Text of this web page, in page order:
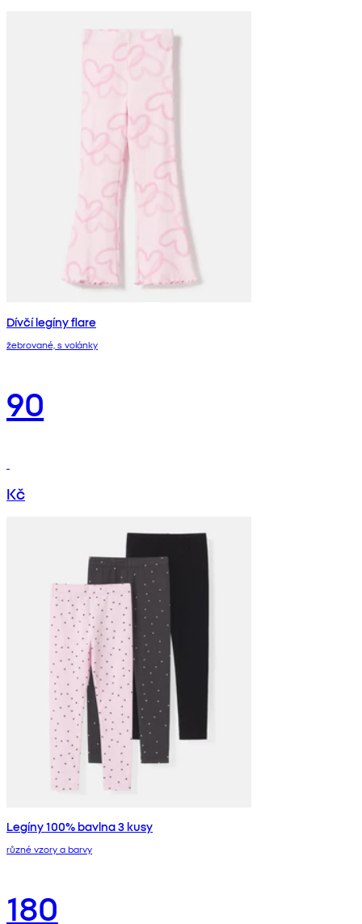
Dívčí legíny flare
žebrované, s volánky
90
Kč
Legíny 100% bavlna 3 kusy
různé vzory a barvy
180